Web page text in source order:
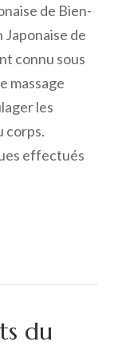
de Bien-
Japonaise de
connu sous
massage
les
corps.
effectués
du